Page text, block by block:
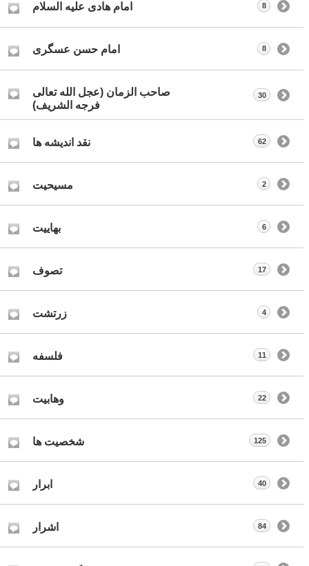
امام هادی علیه السلام 8
امام حسن عسگری 8
صاحب الزمان (عجل الله تعالی
فرجه الشریف)
30
نقد اندیشه ها 62
مسیحیت 2
بهاییت 6
تصوف 17
زرتشت 4
فلسفه 11
وهابیت 22
شخصیت ها 125
ابرار 40
اشرار 84